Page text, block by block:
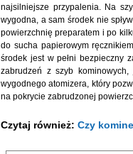
najsilniejsze przypalenia. Na
wygodna, a sam środek nie
powierzchnię preparatem i po
do sucha papierowym
środek jest w pełni bezpieczny
zabrudzeń z szyb
wygodnego atomizera, który
na pokrycie zabrudzonej
Czytaj również: Czy